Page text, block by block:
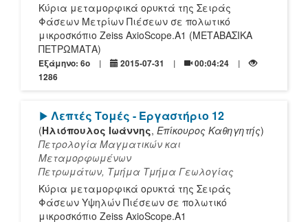
Κύρια μεταμορφικά ορυκτά της Σειράς
Φάσεων Μετρίων Πιέσεων σε πολωτικό
μικροσκόπιο Zeiss AxioScope.A1 (ΜΕΤΑΒΑΣΙΚΑ
ΠΕΤΡΩΜΑΤΑ)
Εξάμηνο: 6o 2015-07-31
00:04:24
1286
[Play]
Λεπτές Τομές - Εργαστήριο 12
(Ηλιόπουλος Ιωάννης, Επίκουρος Καθηγητής)
Πετρολογία Μαγματικών και
Μεταμορφωμένων
Πετρωμάτων, Τμήμα Τμήμα Γεωλογίας
Κύρια μεταμορφικά ορυκτά της Σειράς
Φάσεων Υψηλών Πιέσεων σε πολωτικό
μικροσκόπιο Zeiss AxioScope.A1